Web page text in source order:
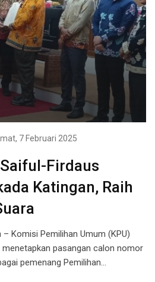
7 Februari 2025
Firdaus
Katingan, Raih
– Komisi Pemilihan Umum (KPU)
pasangan calon nomor
pemenang Pemilihan…